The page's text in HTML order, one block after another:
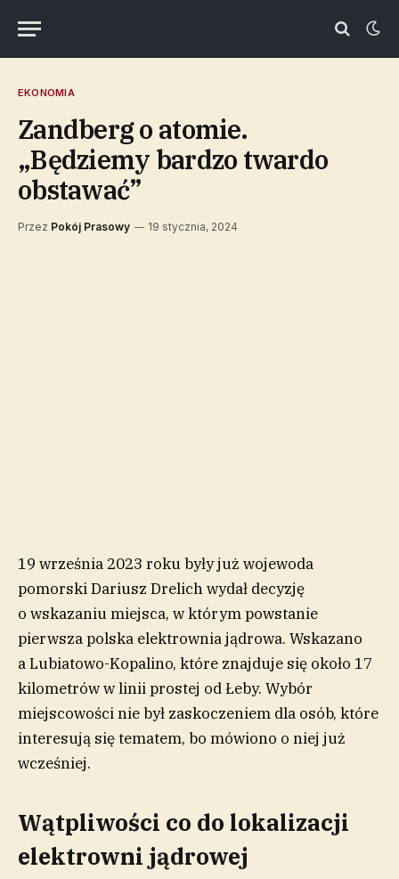
EKONOMIA
Zandberg o atomie.
„Będziemy bardzo twardo
obstawać”
Przez Pokój Prasowy 19 stycznia, 2024
19 września 2023 roku były już wojewoda
pomorski Dariusz Drelich wydał decyzję
o wskazaniu miejsca, w którym powstanie
pierwsza polska elektrownia jądrowa. Wskazano
a Lubiatowo-Kopalino, które znajduje się około 17
kilometrów w linii prostej od Łeby. Wybór
miejscowości nie był zaskoczeniem dla osób, które
interesują się tematem, bo mówiono o niej już
wcześniej.
Wątpliwości co do lokalizacji
elektrowni jądrowej